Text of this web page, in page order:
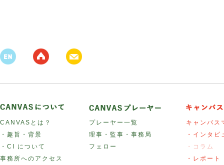
CANVASとは？
・趣旨・背景
・CI について
事務所へのアクセス
プレーヤー一覧
理事・監事・事務局
フェロー
キャンバス
・インタビ
・コラム
・レポート